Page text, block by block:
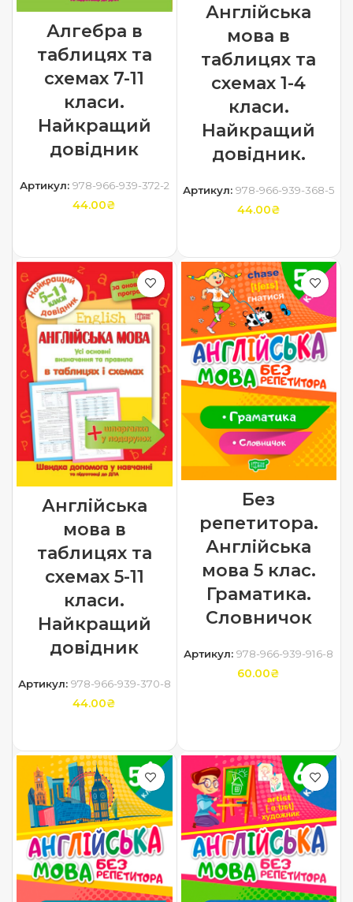
Алгебра в
таблицях та
схемах 7-11
класи.
Найкращий
довідник
Артикул: 978-966-939-372-2
44.00₴
Англійська
мова в
таблицях та
схемах 1-4
класи.
Найкращий
довідник.
Артикул: 978-966-939-368-5
44.00₴
Англійська
мова в
таблицях та
схемах 5-11
класи.
Найкращий
довідник
Артикул: 978-966-939-370-8
44.00₴
Без
репетитора.
Англійська
мова 5 клас.
Граматика.
Словничок
Артикул:978-966-939-916-8
60.00₴